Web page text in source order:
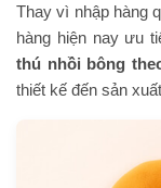
Thay vì nhập hàng
hàng hiện nay ưu
thú nhồi bông
thiết kế đến sản